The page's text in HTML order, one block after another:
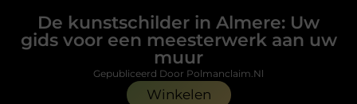
De kunstschilder in Almere: Uw
gids voor een meesterwerk aan uw
muur
Winkelen
Gepubliceerd Door Polmanclaim.nl